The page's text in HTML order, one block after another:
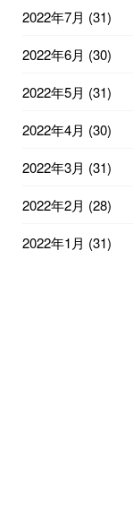
2022年7月 (31)
2022年6月 (30)
2022年5月 (31)
2022年4月 (30)
2022年3月 (31)
2022年2月 (28)
2022年1月 (31)